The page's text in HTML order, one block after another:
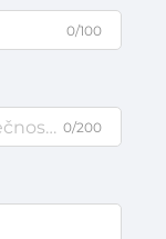
0/100
0/200